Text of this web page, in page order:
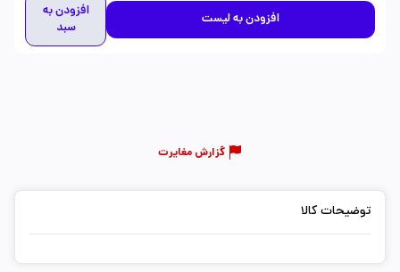
افزودن به لیست
افزودن به
سبد
گزارش مغایرت
توضیحات کالا